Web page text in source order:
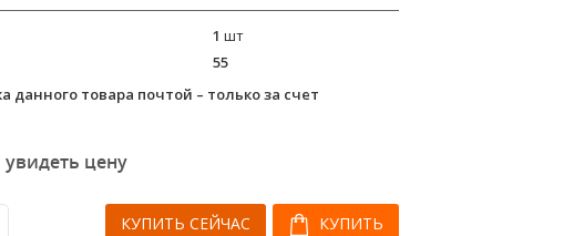
1 шт
55
данного товара почтой – только за счет
увидеть цену
КУПИТЬ
КУПИТЬ СЕЙЧАС